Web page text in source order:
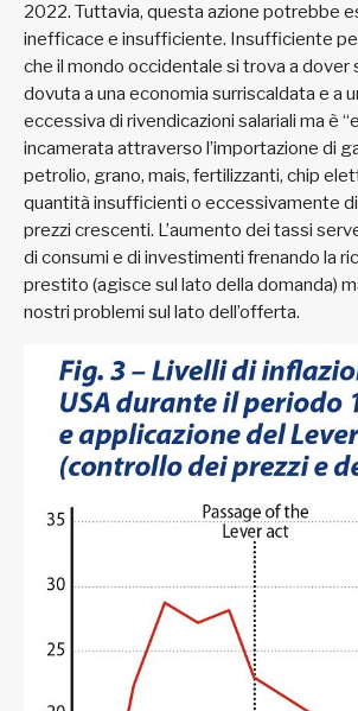
2022. Tuttavia, questa azione potrebbe
inefficace e insufficiente. Insufficiente
che il mondo occidentale si trova a dover
dovuta a una economia surriscaldata e a
eccessiva di rivendicazioni salariali ma è
incamerata attraverso l’importazione di
petrolio, grano, mais, fertilizzanti, chip
quantità insufficienti o eccessivamente
prezzi crescenti. L’aumento dei tassi
di consumi e di investimenti frenando la
prestito (agisce sul lato della domanda)
nostri problemi sul lato dell’offerta.